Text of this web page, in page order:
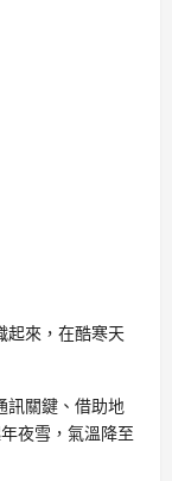
起來，在酷寒天
訊關鍵、借助地
夜雪，氣溫降至